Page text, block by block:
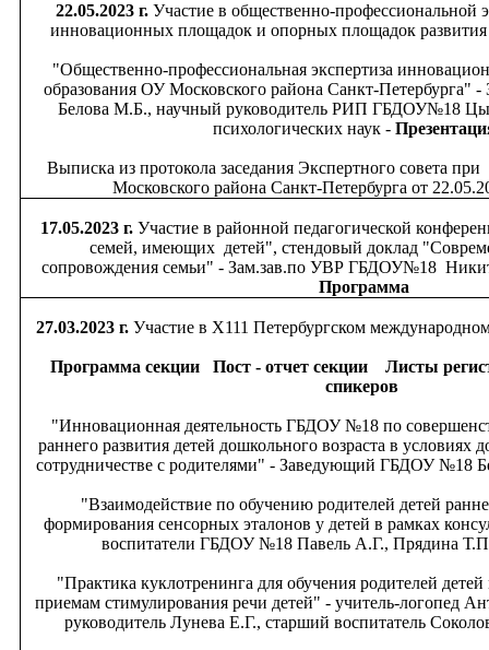
22.05.2023 г. Участие в общественно-профессиональной
инновационных площадок и опорных площадок
"Общественно-профессиональная экспертиза
образования ОУ Московского района Санкт-
Белова М.Б., научный руководитель РИП ГБДОУ№18
психологических наук -
Выписка из протокола заседания Экспертного
Московского района Санкт-Петербурга от
17.05.2023 г. Участие в районной педагогической
семей, имеющих детей", стендовый доклад
сопровождения семьи" - Зам.зав.по УВР ГБДОУ№18
Программа
27.03.2023 г. Участие в Х111 Петербургском
Программа секции Пост - отчет секции
Листы
спикеров
"Инновационная деятельность ГБДОУ №18 по
раннего развития детей дошкольного возраста в условиях
сотрудничестве с родителями" - Заведующий ГБДОУ №18
"Взаимодействие по обучению родителей детей
формирования сенсорных эталонов у детей в рамках
воспитатели ГБДОУ №18 Павель А.Г., Прядина
"Практика куклотренинга для обучения родителей детей
приемам стимулирования речи детей" - учитель-логопед
руководитель Лунева Е.Г., старший воспитатель